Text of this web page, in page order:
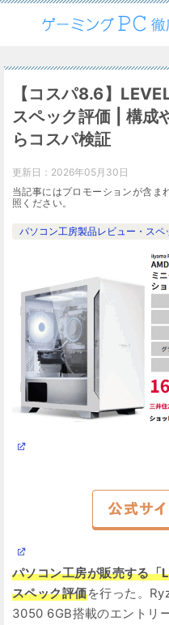
【コスパ8.6】
スペック評価 | 構成
らコスパ検証
更新日： 2026年05月30日
当記事にはプロモーションが含ま
照ください。
パソコン工房製品レビュー・スペ
パソコン工房が販売する
スペック評価を行った。
3050 6GB搭載のエントリ